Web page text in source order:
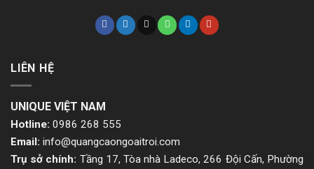
LIÊN HỆ
UNIQUE VIỆT NAM
Hotline: 0986 268 555
Email: info@quangcaongoaitroi.com
Trụ sở chính: Tầng 17, Tòa nhà Ladeco, 266 Đội Cấn, Phường